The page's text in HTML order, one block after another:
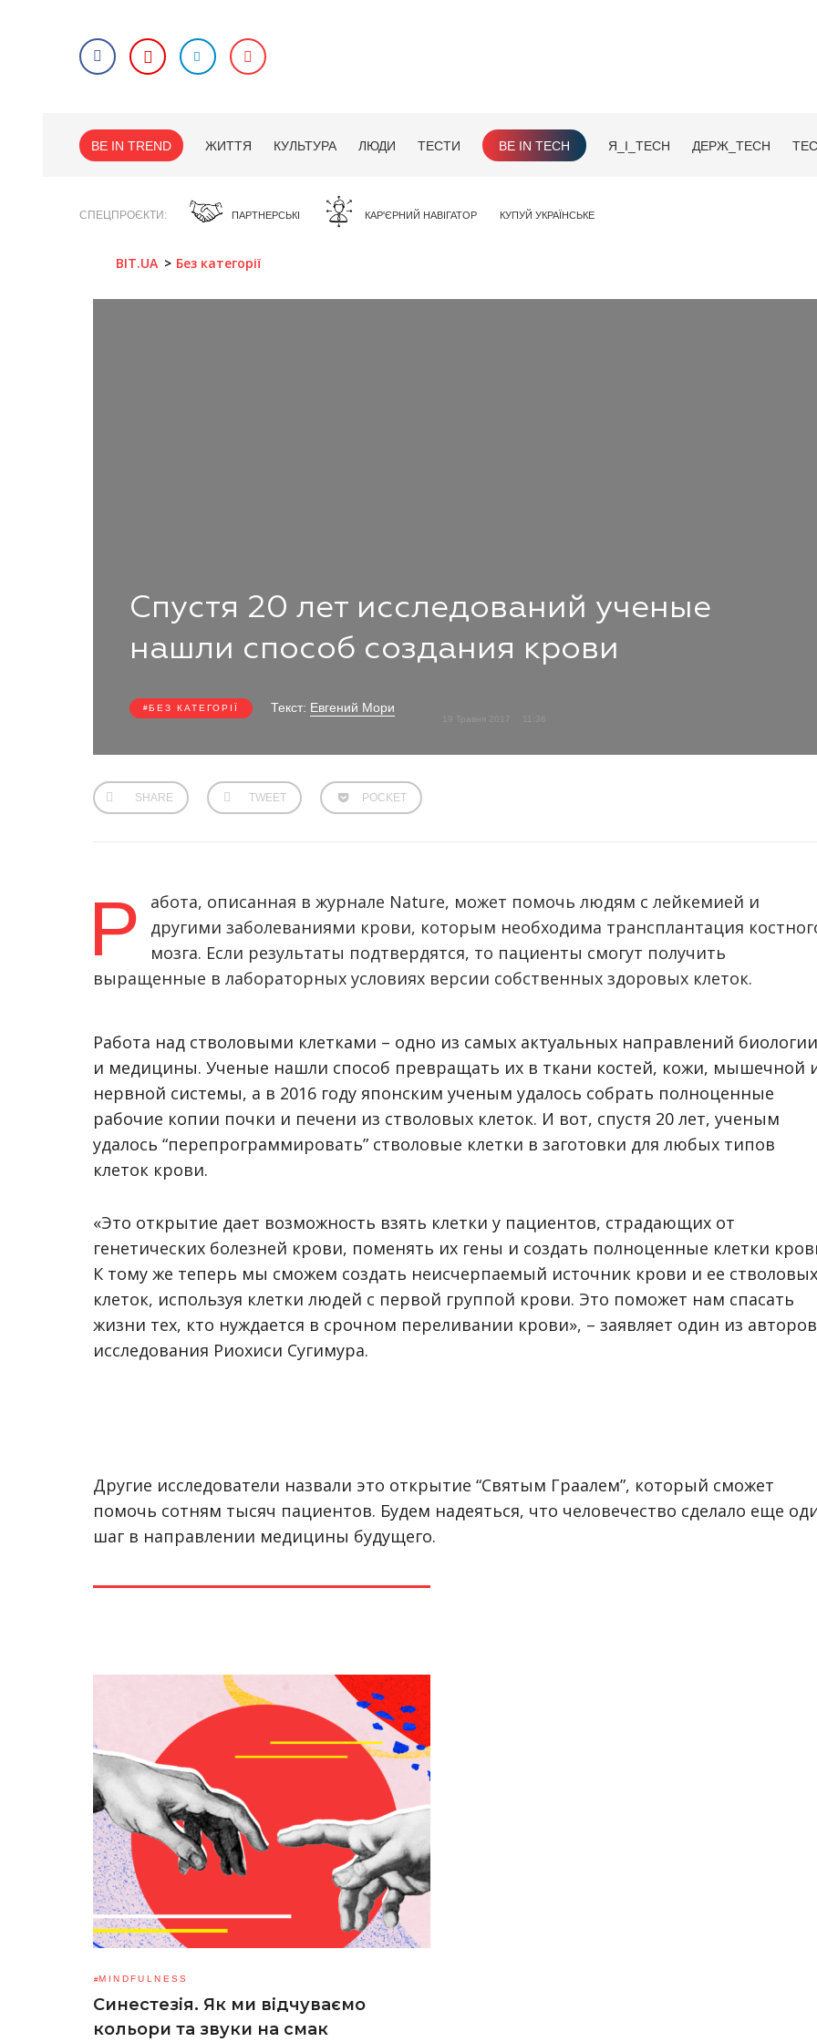
BE IN TREND ЖИТТЯ КУЛЬТУРА ЛЮДИ ТЕСТИ BE IN TECH Я_І_TECH ДЕРЖ_TECH
СПЕЦПРОЄКТИ ПАРТНЕРСЬКІ КАР'ЄРНИЙ НАВІГАТОР КУПУЙ УКРАЇНСЬКЕ
BIT.UA Без категорії
Спустя 20 лет исследований ученые
нашли способ создания крови
БЕЗ КАТЕГОРІЇ Текст: Евгений Мори
19 Травня 2017
SHARE TWEET POCKET
Р
абота, описанная в журнале Nature, может помочь людям с лейкемией и
другими заболеваниями крови, которым необходима трансплантация
мозга. Если результаты подтвердятся, то пациенты смогут получить
выращенные в лабораторных условиях версии собственных здоровых клеток.
Работа над стволовыми клетками – одно из самых актуальных направлений биологии
и медицины. Ученые нашли способ превращать их в ткани костей, кожи, мышечной
нервной системы, а в 2016 году японским ученым удалось собрать полноценные
рабочие копии почки и печени из стволовых клеток. И вот, спустя 20 лет, ученым
удалось “перепрограммировать” стволовые клетки в заготовки для любых типов
клеток крови.
«Это открытие дает возможность взять клетки у пациентов, страдающих от
генетических болезней крови, поменять их гены и создать полноценные клетки
К тому же теперь мы сможем создать неисчерпаемый источник крови и ее стволовых
клеток, используя клетки людей с первой группой крови. Это поможет нам спасать
жизни тех, кто нуждается в срочном переливании крови», – заявляет один из авторов
исследования Риохиси Сугимура.
Другие исследователи назвали это открытие “Святым Граалем”, который сможет
помочь сотням тысяч пациентов. Будем надеяться, что человечество сделало еще
шаг в направлении медицины будущего.
MINDFULNESS
Синестезія. Як ми відчуваємо
кольори та звуки на смак